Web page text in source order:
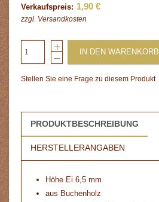
Verkaufspreis: 1,90 €
zzgl. Versandkosten
IN DEN WARENKORB
Stellen Sie eine Frage zu diesem Produkt
PRODUKTBESCHREIBUNG
HERSTELLERANGABEN
Höhe Ei 6,5 mm
aus Buchenholz